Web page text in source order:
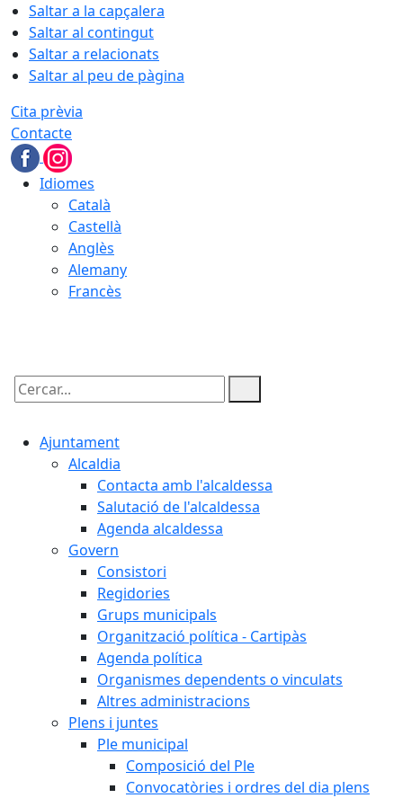
Saltar a la capçalera
Saltar al contingut
Saltar a relacionats
Saltar al peu de pàgina
Cita prèvia
Contacte
Idiomes
Català
Castellà
Anglès
Alemany
Francès
Cercar:
Ajuntament
Alcaldia
Contacta amb l'alcaldessa
Salutació de l'alcaldessa
Agenda alcaldessa
Govern
Consistori
Regidories
Grups municipals
Organització política - Cartipàs
Agenda política
Organismes dependents o vinculats
Altres administracions
Plens i juntes
Ple municipal
Composició del Ple
Convocatòries i ordres del dia plens